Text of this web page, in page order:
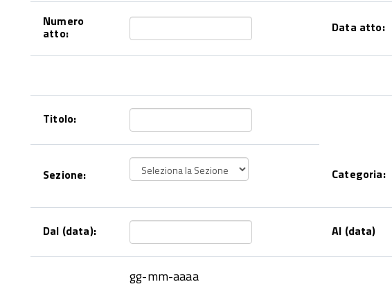
Numero
atto: Data atto:
Titolo:
Sezione: Categoria:
Dal (data): Al (data)
gg-mm-aaaa